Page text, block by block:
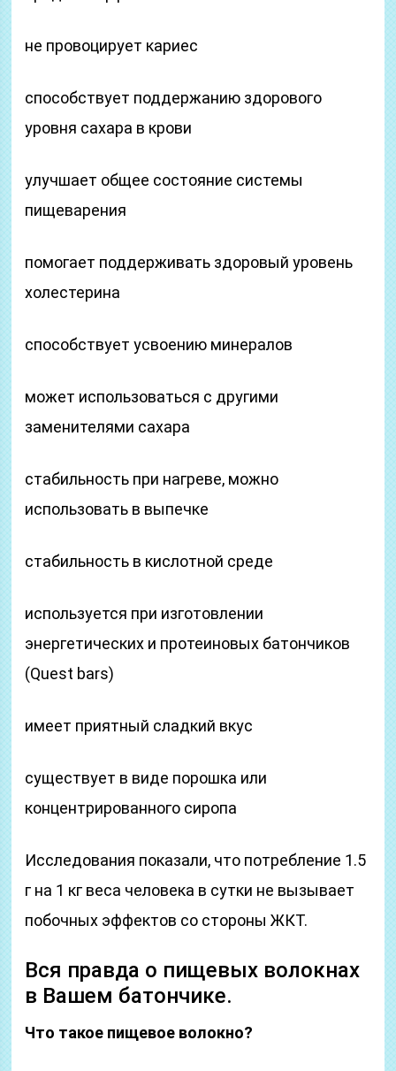
не провоцирует кариес
способствует поддержанию здорового
уровня сахара в крови
улучшает общее состояние системы
пищеварения
помогает поддерживать здоровый уровень
холестерина
способствует усвоению минералов
может использоваться с другими
заменителями сахара
стабильность при нагреве, можно
использовать в выпечке
стабильность в кислотной среде
используется при изготовлении
энергетических и протеиновых батончиков
(Quest bars)
имеет приятный сладкий вкус
существует в виде порошка или
концентрированного сиропа
Исследования показали, что потребление 1.5
г на 1 кг веса человека в сутки не вызывает
побочных эффектов со стороны ЖКТ.
Вся правда о пищевых волокнах
в Вашем батончике.
Что такое пищевое волокно?